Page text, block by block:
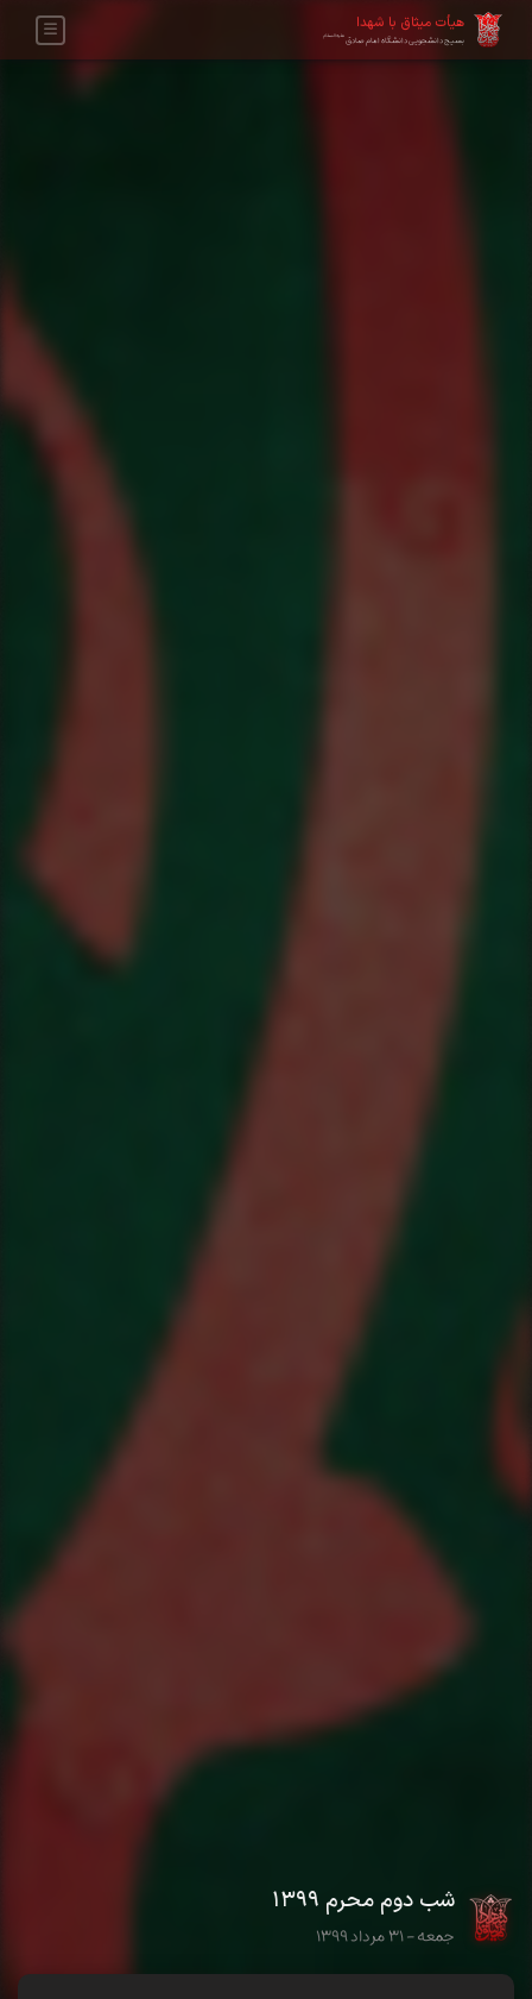
هیأت میثاق با شهدا
بسیج دانشجویی دانشگاه امام صادقعلیه‌السلام
شب دوم محرم ۱۳۹۹
جمعه - ۳۱ مرداد ۱۳۹۹